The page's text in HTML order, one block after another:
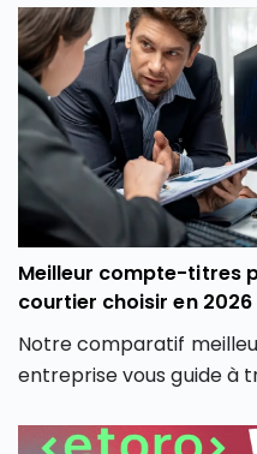
monnaies disponibles,
la plateforme crypto
mieux gérer vos
virtuelle.
Meilleur compte-titres
courtier choisir en 2026
Notre comparatif
entreprise vous guide à
éclairé, adapté à votre